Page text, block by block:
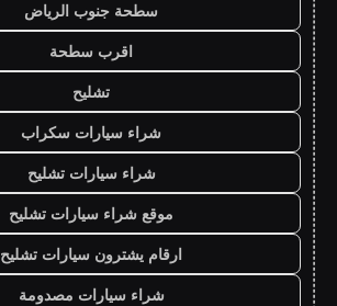
سطحة جنوب الرياض
اقرب سطحة
تشليح
شراء سيارات سكراب
شراء سيارات تشليح
موقع شراء سيارات تشليح
ارقام يشترون سيارات تشليح
شراء سيارات مصدومة